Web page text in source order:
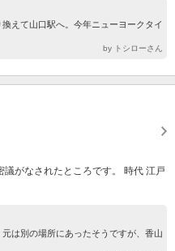
えて山口駅へ。今年ニューヨークタイ
by トシローさん
がなされたところです。 時代 江戸
は別の場所にあったそうですが、香山